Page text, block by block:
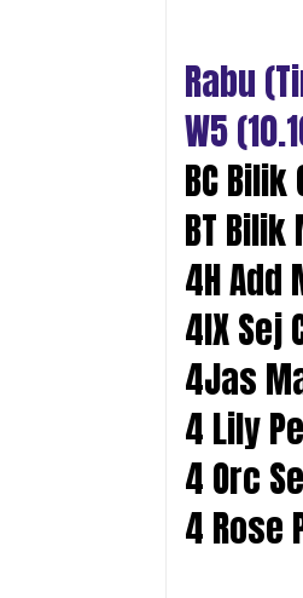
Rabu
W5
BC
BT Bilik
4H Add
4IX Sej
4Jas
4 Lily
4 Orc
4 Rose